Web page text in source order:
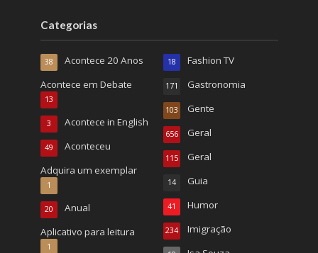
Categorias
Acontece 20 Anos
38
Acontece em Debate
13
Acontece in English
3
Aconteceu
49
Adquira um exemplar
1
Anual
20
Aplicativo para leitura
1
Fashion TV
18
Gastronomia
171
Gente
103
Geral
656
Geral
115
Guia
14
Humor
41
Imigração
234